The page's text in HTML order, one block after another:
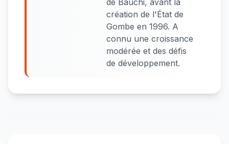
de Bauchi, avant la
création de l'État de
Gombe en 1996. A
connu une croissance
modérée et des défis
de développement.